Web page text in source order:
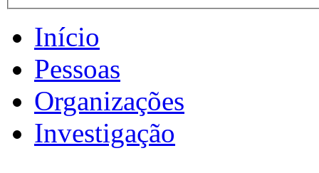
Início
Pessoas
Organizações
Investigação